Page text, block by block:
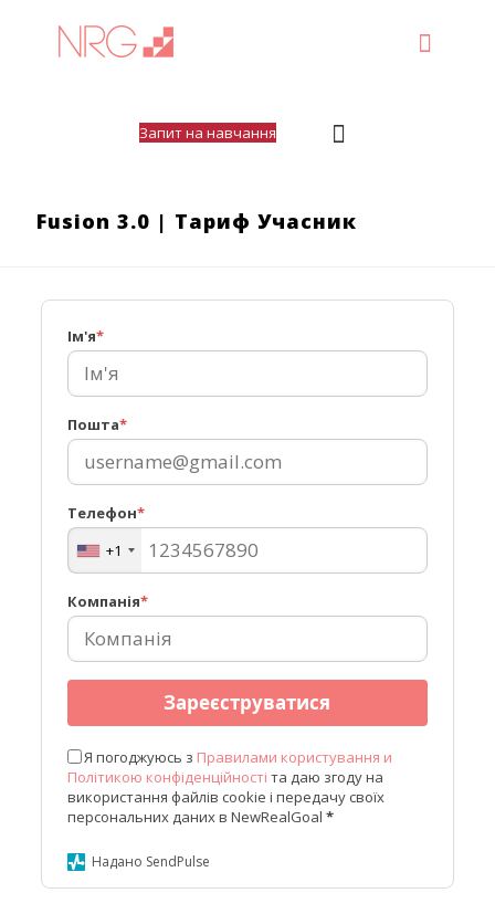
Запит на навчання
Fusion 3.0 | Тариф Учасник
Ім'я*
Пошта*
Телефон*
+1
Компанія*
Зареєструватися
Я погоджуюсь з Правилами користування и
Політикою конфіденційності та даю згоду на
використання файлів cookie і передачу своїх
персональних даних в NewRealGoal *
Надано SendPulse